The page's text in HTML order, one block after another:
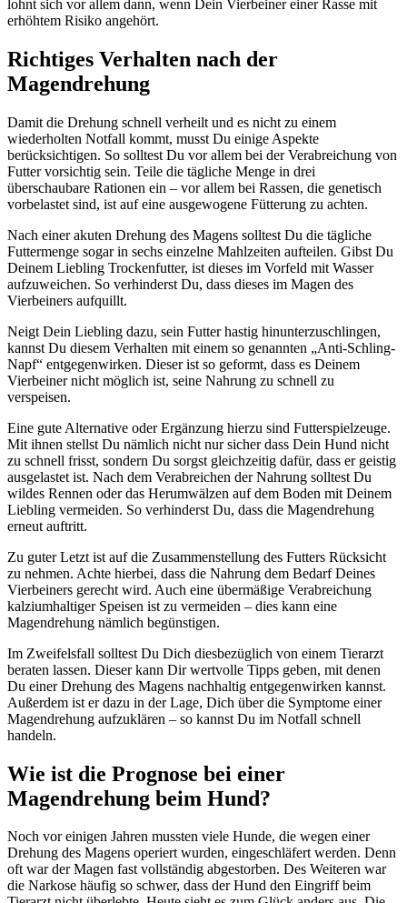
lohnt sich vor allem dann, wenn Dein Vierbeiner einer Rasse mit
erhöhtem Risiko angehört.
Richtiges Verhalten nach der
Magendrehung
Damit die Drehung schnell verheilt und es nicht zu einem
wiederholten Notfall kommt, musst Du einige Aspekte
berücksichtigen. So solltest Du vor allem bei der Verabreichung von
Futter vorsichtig sein. Teile die tägliche Menge in drei
überschaubare Rationen ein – vor allem bei Rassen, die genetisch
vorbelastet sind, ist auf eine ausgewogene Fütterung zu achten.
Nach einer akuten Drehung des Magens solltest Du die tägliche
Futtermenge sogar in sechs einzelne Mahlzeiten aufteilen. Gibst Du
Deinem Liebling Trockenfutter, ist dieses im Vorfeld mit Wasser
aufzuweichen. So verhinderst Du, dass dieses im Magen des
Vierbeiners aufquillt.
Neigt Dein Liebling dazu, sein Futter hastig hinunterzuschlingen,
kannst Du diesem Verhalten mit einem so genannten „Anti-Schling-
Napf“ entgegenwirken. Dieser ist so geformt, dass es Deinem
Vierbeiner nicht möglich ist, seine Nahrung zu schnell zu
verspeisen.
Eine gute Alternative oder Ergänzung hierzu sind Futterspielzeuge.
Mit ihnen stellst Du nämlich nicht nur sicher dass Dein Hund nicht
zu schnell frisst, sondern Du sorgst gleichzeitig dafür, dass er geistig
ausgelastet ist. Nach dem Verabreichen der Nahrung solltest Du
wildes Rennen oder das Herumwälzen auf dem Boden mit Deinem
Liebling vermeiden. So verhinderst Du, dass die Magendrehung
erneut auftritt.
Zu guter Letzt ist auf die Zusammenstellung des Futters Rücksicht
zu nehmen. Achte hierbei, dass die Nahrung dem Bedarf Deines
Vierbeiners gerecht wird. Auch eine übermäßige Verabreichung
kalziumhaltiger Speisen ist zu vermeiden – dies kann eine
Magendrehung nämlich begünstigen.
Im Zweifelsfall solltest Du Dich diesbezüglich von einem Tierarzt
beraten lassen. Dieser kann Dir wertvolle Tipps geben, mit denen
Du einer Drehung des Magens nachhaltig entgegenwirken kannst.
Außerdem ist er dazu in der Lage, Dich über die Symptome einer
Magendrehung aufzuklären – so kannst Du im Notfall schnell
handeln.
Wie ist die Prognose bei einer
Magendrehung beim Hund?
Noch vor einigen Jahren mussten viele Hunde, die wegen einer
Drehung des Magens operiert wurden, eingeschläfert werden. Denn
oft war der Magen fast vollständig abgestorben. Des Weiteren war
die Narkose häufig so schwer, dass der Hund den Eingriff beim